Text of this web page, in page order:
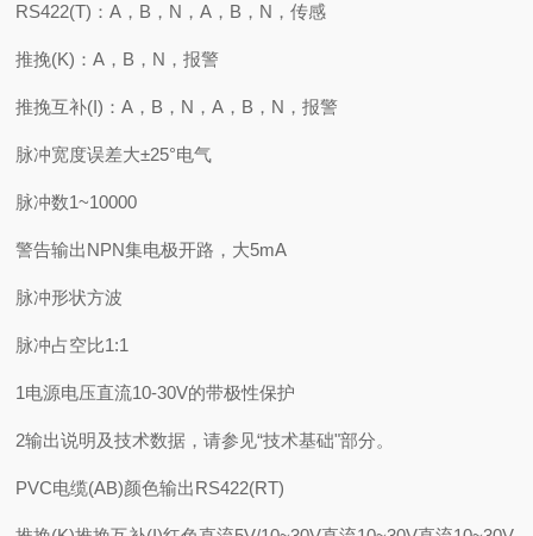
RS422(T)：A，B，N，A，B，N，传感
推挽(K)：A，B，N，报警
推挽互补(I)：A，B，N，A，B，N，报警
脉冲宽度误差大±25°电气
脉冲数1~10000
警告输出NPN集电极开路，大5mA
脉冲形状方波
脉冲占空比1:1
1电源电压直流10-30V的带极性保护
2输出说明及技术数据，请参见“技术基础"部分。
PVC电缆(AB)颜色输出RS422(RT)